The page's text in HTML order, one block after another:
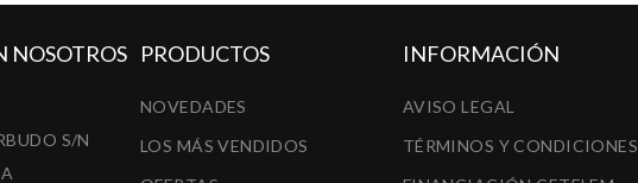
NOSOTROS
S/N
PRODUCTOS
NOVEDADES
LOS MÁS VENDIDOS
INFORMACIÓN
AVISO LEGAL
TÉRMINOS Y CONDICIONES